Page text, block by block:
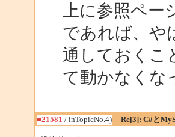
上に参照ペ
であれば、や
通しておくこ
て動かなくな
■21581 / inTopicNo.4) Re[3]: C#と